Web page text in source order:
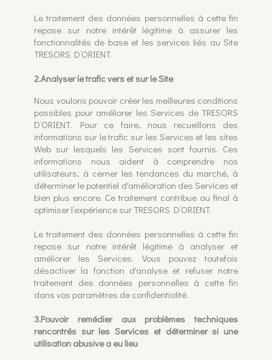
Le traitement des données personnelles à cette fin
repose sur notre intérêt légitime à assurer les
fonctionnalités de base et les services liés au Site
TRESORS D’ORIENT.
2.Analyser le trafic vers et sur le Site
Nous voulons pouvoir créer les meilleures conditions
possibles pour améliorer les Services de TRESORS
D’ORIENT. Pour ce faire, nous recueillons des
informations sur le trafic sur les Services et les sites
Web sur lesquels les Services sont fournis. Ces
informations nous aident à comprendre nos
utilisateurs, à cerner les tendances du marché, à
déterminer le potentiel d'amélioration des Services et
bien plus encore. Ce traitement contribue au final à
optimiser l’expérience sur TRESORS D’ORIENT.
Le traitement des données personnelles à cette fin
repose sur notre intérêt légitime à analyser et
améliorer les Services. Vous pouvez toutefois
désactiver la fonction d'analyse et refuser notre
traitement des données personnelles à cette fin
dans vos paramètres de confidentialité.
3.Pouvoir remédier aux problèmes techniques
rencontrés sur les Services et déterminer si une
utilisation abusive a eu lieu